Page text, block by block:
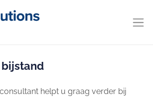
helpt u graag verder bij